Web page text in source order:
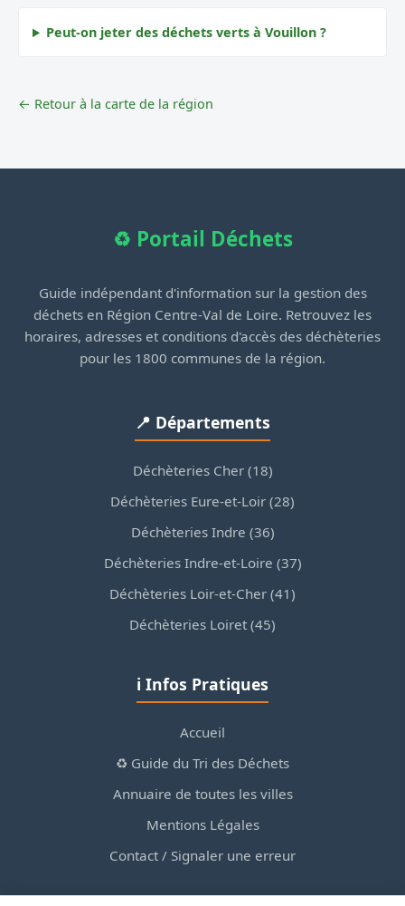
Peut-on jeter des déchets verts à Vouillon ?
← Retour à la carte de la région
♻️ Portail Déchets
Guide indépendant d'information sur la gestion des
déchets en Région Centre-Val de Loire. Retrouvez les
horaires, adresses et conditions d'accès des déchèteries
pour les 1800 communes de la région.
📍 Départements
Déchèteries Cher (18)
Déchèteries Eure-et-Loir (28)
Déchèteries Indre (36)
Déchèteries Indre-et-Loire (37)
Déchèteries Loir-et-Cher (41)
Déchèteries Loiret (45)
ℹ️ Infos Pratiques
Accueil
♻️ Guide du Tri des Déchets
Annuaire de toutes les villes
Mentions Légales
Contact / Signaler une erreur